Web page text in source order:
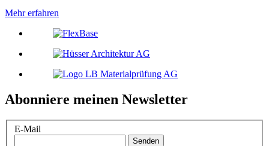
Mehr erfahren
Abonniere meinen Newsletter
E-Mail
Senden